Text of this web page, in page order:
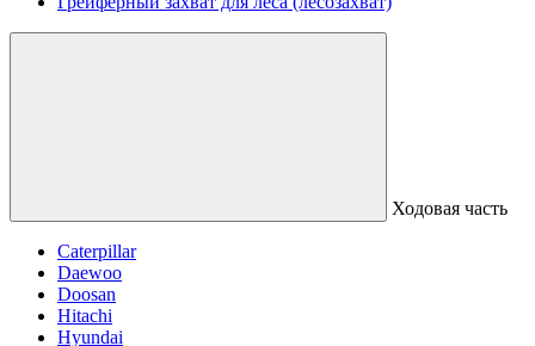
Ходовая часть
Caterpillar
Daewoo
Doosan
Hitachi
Hyundai